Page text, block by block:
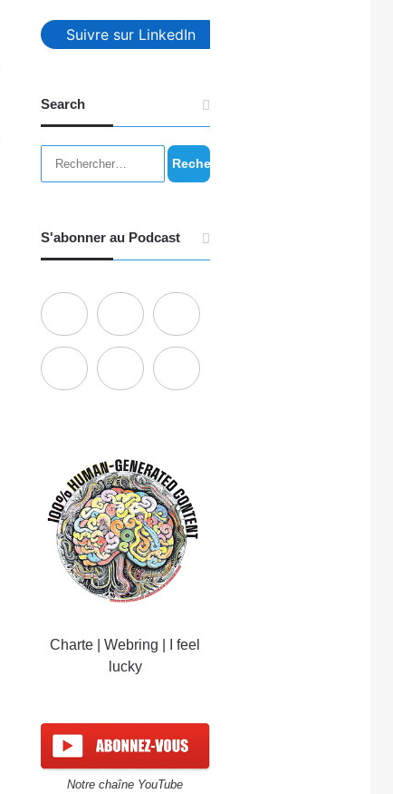
Suivre sur LinkedIn
Search
Rechercher :
S'abonner au Podcast
Charte |Webring
I feel
lucky
Notre chaîne YouTube